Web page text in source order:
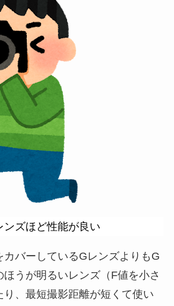
ンズほど性能が良い
カバーしているGレンズよりもG
うが明るいレンズ（F値を小さ
り、最短撮影距離が短くて使い